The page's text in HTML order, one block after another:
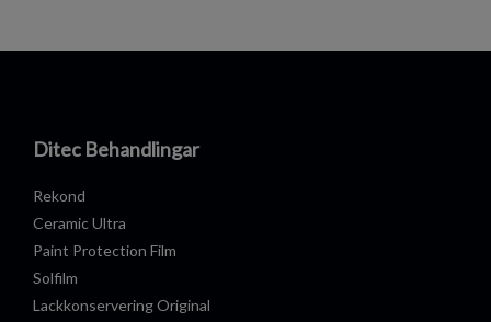
Ditec Behandlingar
Rekond
Ceramic Ultra
Paint Protection Film
Solfilm
Lackkonservering Original